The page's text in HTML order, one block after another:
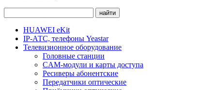
HUAWEI eKit
IP-АТС, телефоны Yeastar
Телевизионное оборудование
Головные станции
CAM-модули и карты доступа
Ресиверы абонентские
Передатчики оптические